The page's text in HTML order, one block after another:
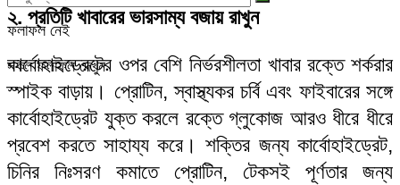
ফলাফল নেই
সকল ফলাফল দেখুন
২. প্রতিটি খাবারের ভারসাম্য বজায় রাখুন
কার্বোহাইড্রেটের ওপর বেশি নির্ভরশীলতা খাবার রক্তে শর্করার
স্পাইক বাড়ায়। প্রোটিন, স্বাস্থ্যকর চর্বি এবং ফাইবারের সঙ্গে
কার্বোহাইড্রেট যুক্ত করলে রক্তে গ্লুকোজ আরও ধীরে ধীরে
প্রবেশ করতে সাহায্য করে। শক্তির জন্য কার্বোহাইড্রেট,
চিনির নিঃসরণ কমাতে প্রোটিন, টেকসই পূর্ণতার জন্য